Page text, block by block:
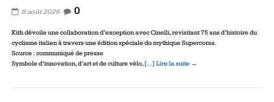
8 août 2026 0
Kith dévoile une collaboration d’exception avec Cinelli, revisitant 75 ans d’histoire du
cyclisme italien à travers une édition spéciale du mythique Supercorsa.
Source : communiqué de presse
Symbole d’innovation, d’art et de culture vélo,[…] Lire la suite →